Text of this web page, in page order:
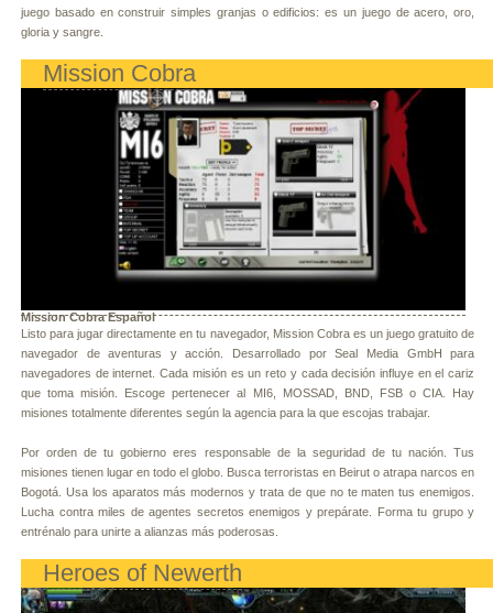
juego basado en construir simples granjas o edificios: es un juego de acero, oro,
gloria y sangre.
Mission Cobra
Mission Cobra Español
Listo para jugar directamente en tu navegador, Mission Cobra es un juego gratuito de
navegador de aventuras y acción. Desarrollado por Seal Media GmbH para
navegadores de internet. Cada misión es un reto y cada decisión influye en el cariz
que toma misión. Escoge pertenecer al MI6, MOSSAD, BND, FSB o CIA. Hay
misiones totalmente diferentes según la agencia para la que escojas trabajar.
Por orden de tu gobierno eres responsable de la seguridad de tu nación. Tus
misiones tienen lugar en todo el globo. Busca terroristas en Beirut o atrapa narcos en
Bogotá. Usa los aparatos más modernos y trata de que no te maten tus enemigos.
Lucha contra miles de agentes secretos enemigos y prepárate. Forma tu grupo y
entrénalo para unirte a alianzas más poderosas.
Heroes of Newerth